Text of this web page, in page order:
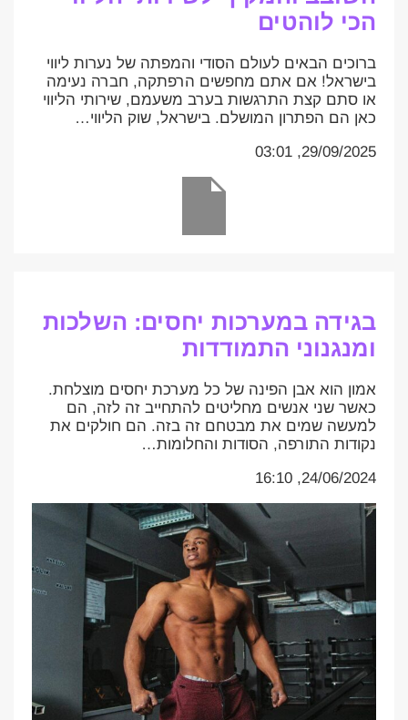
הכי לוהטים
ברוכים הבאים לעולם הסודי והמפתה של נערות ליווי
בישראל! אם אתם מחפשים הרפתקה, חברה נעימה
או סתם קצת התרגשות בערב משעמם, שירותי הליווי
כאן הם הפתרון המושלם. בישראל, שוק הליווי…
29/09/2025, 03:01
בגידה במערכות יחסים: השלכות
ומנגנוני התמודדות
אמון הוא אבן הפינה של כל מערכת יחסים מוצלחת.
כאשר שני אנשים מחליטים להתחייב זה לזה, הם
למעשה שמים את מבטחם זה בזה. הם חולקים את
נקודות התורפה, הסודות והחלומות…
24/06/2024, 16:10